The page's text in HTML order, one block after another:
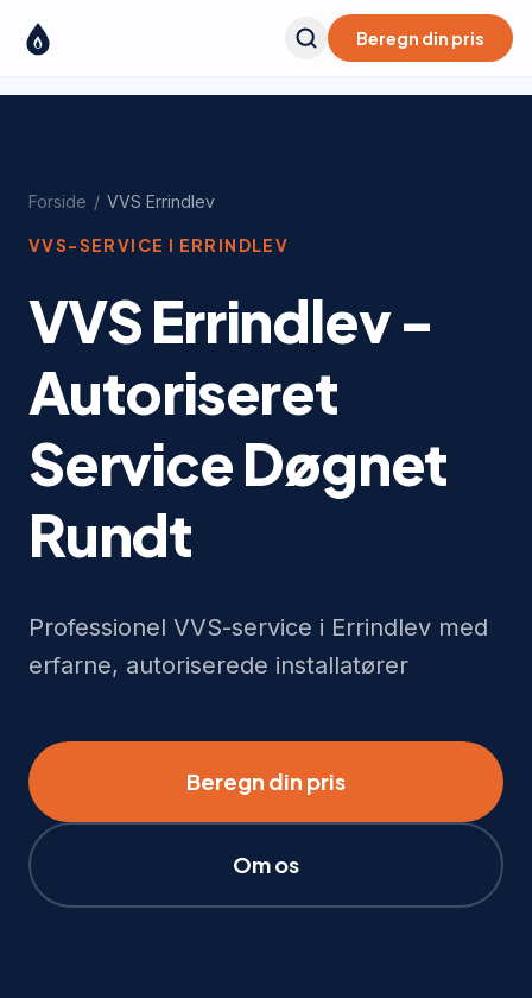
Beregn din pris
Forside / VVS Errindlev
VVS-SERVICE I ERRINDLEV
VVS Errindlev -
Autoriseret
Service Døgnet
Rundt
Professionel VVS-service i Errindlev med
erfarne, autoriserede installatører
Beregn din pris
Om os